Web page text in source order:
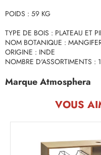
POIDS : 59 KG
TYPE DE BOIS : PLATEAU ET
NOM BOTANIQUE :
ORIGINE : INDE
NOMBRE D'ASSORTIMENTS : 1
Marque Atmosphera
VOUS